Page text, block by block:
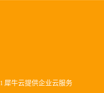
犀牛云提供企业云服务